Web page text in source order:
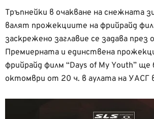
Тръпнейки в очакване на снежната
валят прожекциите на фрийрайд
заскрежено заглавие се задава през
Премиерната и единствена
фрийрайд филм “Days of My Youth” ще
октомври от 20 ч. в аулата на УАСГ